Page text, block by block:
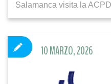
Salamanca visita la
10 MARZO, 2026